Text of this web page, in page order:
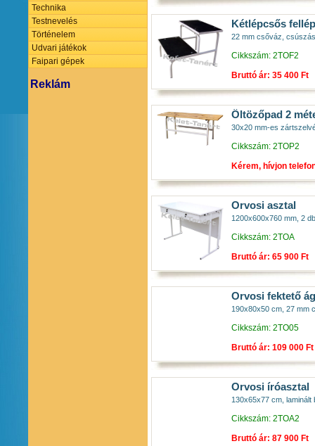
Technika
Testnevelés
Történelem
Udvari játékok
Faipari gépek
Reklám
Kétlépcsős
22 mm csőváz,
Cikkszám: 2TOF2
Bruttó ár: 35 400 Ft
Öltözőpad 2
30x20 mm-es
Cikkszám: 2TOP2
Kérem, hívjon
Orvosi asztal
1200x600x760 mm, 2
Cikkszám: 2TOA
Bruttó ár: 65 900 Ft
Orvosi fektető
190x80x50 cm, 27 mm
Cikkszám: 2TO05
Bruttó ár: 109 000 Ft
Orvosi íróasztal
130x65x77 cm, laminált
Cikkszám: 2TOA2
Bruttó ár: 87 900 Ft